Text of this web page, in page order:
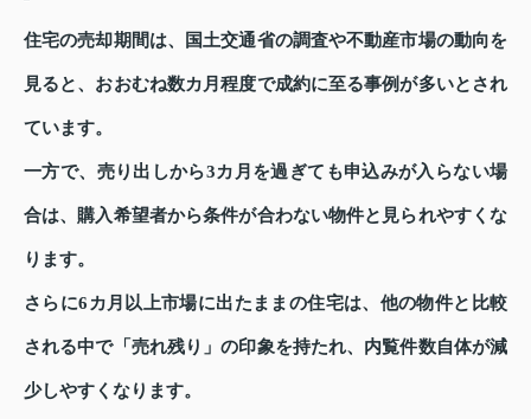
住宅の売却期間は、国土交通省の調査や不動産市場の動向を
見ると、おおむね数カ月程度で成約に至る事例が多いとされ
ています。
一方で、売り出しから3カ月を過ぎても申込みが入らない場
合は、購入希望者から条件が合わない物件と見られやすくな
ります。
さらに6カ月以上市場に出たままの住宅は、他の物件と比較
される中で「売れ残り」の印象を持たれ、内覧件数自体が減
少しやすくなります。